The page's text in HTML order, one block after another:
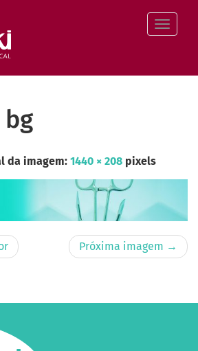
da imagem: 1440 × 208 pixels
Próxima imagem →